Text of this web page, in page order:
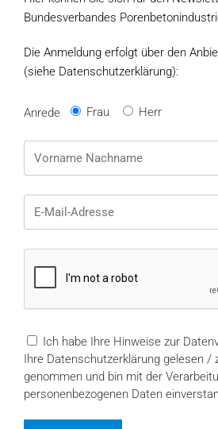
Bundesverbandes
Die Anmeldung erfolgt über den
(siehe Datenschutzerklärung):
Anrede Frau Herr
Ich habe Ihre Hinweise zur
Ihre Datenschutzerklärung gelesen /
genommen und bin mit der
personenbezogenen Daten